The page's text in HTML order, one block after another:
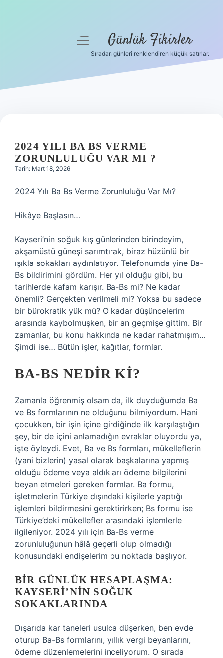
Hakkımızda
menüyü Günlük Fikirler
Sıradan günleri renklendiren küçük satırlar.
2024 YILI BA BS VERME
ZORUNLULUĞU VAR MI ?
Tarih: Mart 18, 2026
2024 Yılı Ba Bs Verme Zorunluluğu Var Mı?
Hikâye Başlasın…
Kayseri’nin soğuk kış günlerinden birindeyim,
akşamüstü güneşi sarımtırak, biraz hüzünlü bir
ışıkla sokakları aydınlatıyor. Telefonumda yine Ba-
Bs bildirimini gördüm. Her yıl olduğu gibi, bu
tarihlerde kafam karışır. Ba-Bs mi? Ne kadar
önemli? Gerçekten verilmeli mi? Yoksa bu sadece
bir bürokratik yük mü? O kadar düşüncelerim
arasında kaybolmuşken, bir an geçmişe gittim. Bir
zamanlar, bu konu hakkında ne kadar rahatmışım…
Şimdi ise… Bütün işler, kağıtlar, formlar.
BA-BS NEDIR KI?
Zamanla öğrenmiş olsam da, ilk duyduğumda Ba
ve Bs formlarının ne olduğunu bilmiyordum. Hani
çocukken, bir işin içine girdiğinde ilk karşılaştığın
şey, bir de içini anlamadığın evraklar oluyordu ya,
işte öyleydi. Evet, Ba ve Bs formları, mükelleflerin
(yani bizlerin) yasal olarak başkalarına yapmış
olduğu ödeme veya aldıkları ödeme bilgilerini
beyan etmeleri gereken formlar. Ba formu,
işletmelerin Türkiye dışındaki kişilerle yaptığı
işlemleri bildirmesini gerektirirken; Bs formu ise
Türkiye’deki mükellefler arasındaki işlemlerle
ilgileniyor. 2024 yılı için Ba-Bs verme
zorunluluğunun hâlâ geçerli olup olmadığı
konusundaki endişelerim bu noktada başlıyor.
BIR GÜNLÜK HESAPLAŞMA:
KAYSERI’NIN SOĞUK
SOKAKLARINDA
Dışarıda kar taneleri usulca düşerken, ben evde
oturup Ba-Bs formlarını, yıllık vergi beyanlarını,
ödeme düzenlemelerini inceliyorum. O sırada